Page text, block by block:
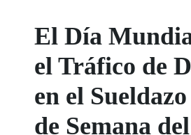
El Día
el Tráfico de
en el
de Semana